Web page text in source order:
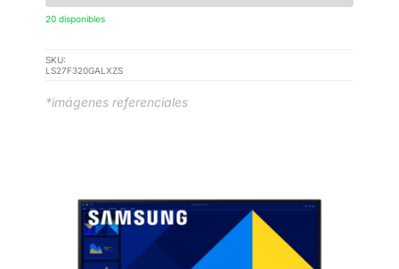
20 disponibles
SKU:
LS27F320GALXZS
*imágenes referenciales